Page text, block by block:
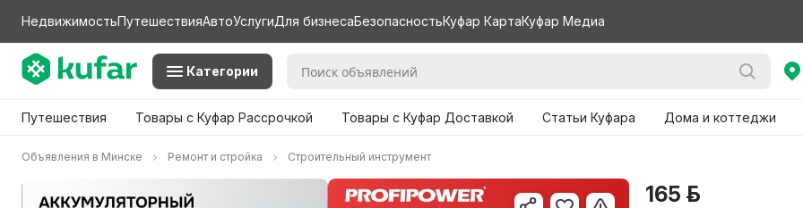
НедвижимостьПутешествияАвтоУслугиДля бизнесаБезопасностьКуфар КартаКуфар Медиа
Категории
Путешествия Товары с Куфар Рассрочкой Товары с Куфар Доставкой Статьи Куфара Дома и коттеджи
Объявления в Минске Ремонт и стройка Строительный инструмент
165 р.